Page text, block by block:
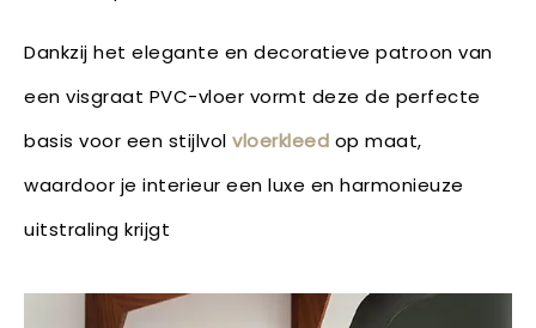
Dankzij het elegante en decoratieve patroon van
een visgraat PVC-vloer vormt deze de perfecte
basis voor een stijlvol vloerkleed op maat,
waardoor je interieur een luxe en harmonieuze
uitstraling krijgt